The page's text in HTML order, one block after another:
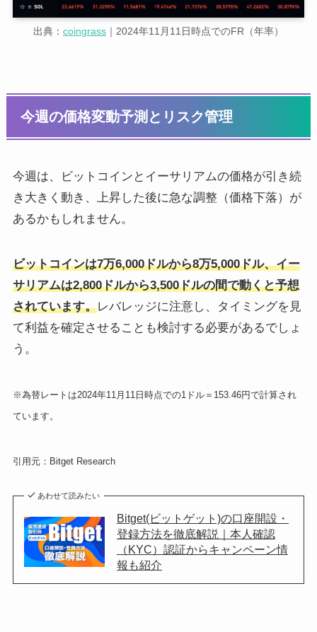
出典： coingrass ｜2024年11月11日時点でのFR（年率）
今週の価格変動予測とリスク管理
今週は、ビットコインとイーサリアムの価格が引き続
き大きく動き、上昇した後に急な調整（価格下落）が
あるかもしれません。
ビットコインは7万6,000ドルから8万5,000ドル、イー
サリアムは2,800ドルから3,500ドルの間で動くと予想
されています。レバレッジに注意し、タイミングを見
て利益を確定させることも検討する必要があるでしょ
う。
※為替レートは2024年11月11日時点での1ドル＝153.46円で計算され
ています。
引用元：Bitget Research
あわせて読みたい
Bitget(ビットゲット)の口座開設・
登録方法を徹底解説｜本人確認
（KYC）認証からキャンペーン情
報も紹介